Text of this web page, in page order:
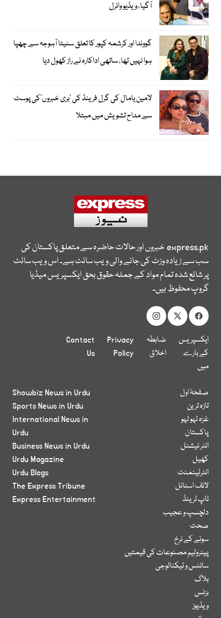
آگیا، ویڈیو وائرل
گووندا اور کرشمہ کپور کا تعلق سنیتا آہوجہ سے چھپا
ہوا نہیں تھا، ساتھی اداکارہ نے راز کھول دیا
لامین یامال کی گرل فرینڈ کی ’بری خبروں‘کی پوسٹ
سے مداح تشویش میں مبتلا
express.pkخبروں اور حالات حاضرہ سے متعلق پاکستان کی
سب سے زیادہ وزٹ کی جانے والی ویب سائٹ ہے۔ اس ویب سائٹ
پر شائع شدہ تمام مواد کے جملہ حقوق بحق ایکسپریس میڈیا
گروپ محفوظ ہیں۔
ایکسپریس
کے بارے
میں
ضابطہ
اخلاق
Privacy
Policy
Contact
Us
صفحۂ اول
تازہ ترین
غزہ لہو لہو
پاکستان
انٹر نیشنل
کھیل
انٹرٹینمنٹ
لائف اسٹائل
ٹاپ ٹرینڈ
دلچسپ و عجیب
صحت
سونے کے نرخ
پیٹرولیم مصنوعات کی قیمتیں
سائنس و ٹیکنالوجی
بلاگ
بزنس
ویڈیوز
Showbiz News in Urdu
Sports News in Urdu
International News in
Urdu
Business News in Urdu
Urdu Magazine
Urdu Blogs
The Express Tribune
Express Entertainment